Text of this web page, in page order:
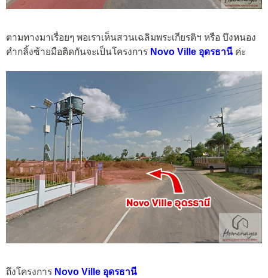
ตามทางมาเรื่อยๆ พอเราเห็นสวนเฉลิมพระเกียรติฯ หรือ บึงหนอง
คำกลิ้งซ้ายมือติดกันจะเป็นโครงการ Novo Ville อุดรธานี ค่ะ
ถึงโครงการ Novo Ville อุดรธานี